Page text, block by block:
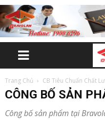
Trang Chủ CB Tiêu Chuẩn Chất
CÔNG BỐ SẢN
Công bố sản phẩm tại